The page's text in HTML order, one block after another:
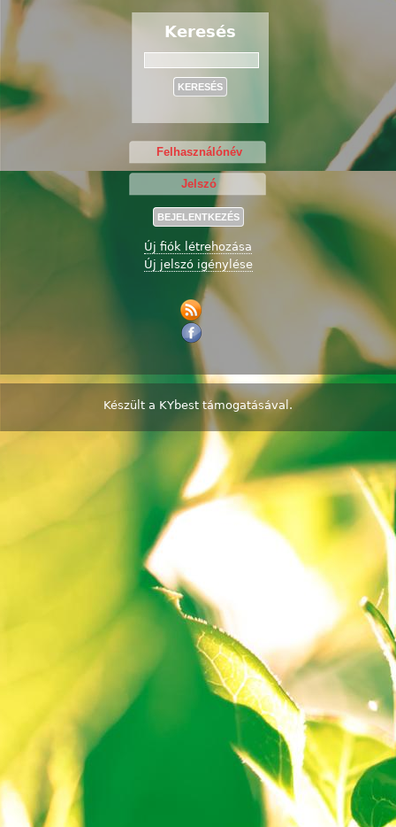
Keresés
Új fiók létrehozása
Új jelszó igénylése
Készült a KYbest támogatásával.